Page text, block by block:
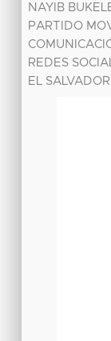
NAYIB
PARTIDO
REDES
EL SALVADOR